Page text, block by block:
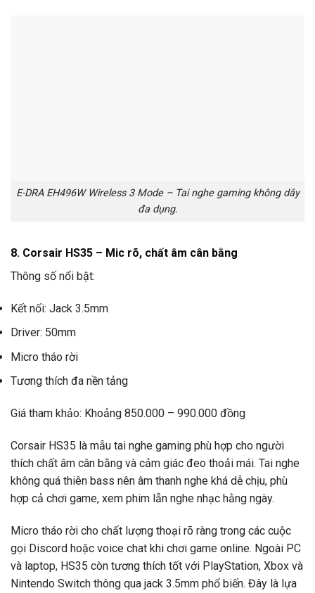
E-DRA EH496W Wireless 3 Mode – Tai nghe gaming không dây
đa dụng.
8. Corsair HS35 – Mic rõ, chất âm cân bằng
Thông số nổi bật:
Kết nối: Jack 3.5mm
Driver: 50mm
Micro tháo rời
Tương thích đa nền tảng
Giá tham khảo: Khoảng 850.000 – 990.000 đồng
Corsair HS35 là mẫu tai nghe gaming phù hợp cho người
thích chất âm cân bằng và cảm giác đeo thoải mái. Tai nghe
không quá thiên bass nên âm thanh nghe khá dễ chịu, phù
hợp cả chơi game, xem phim lẫn nghe nhạc hằng ngày.
Micro tháo rời cho chất lượng thoại rõ ràng trong các cuộc
gọi Discord hoặc voice chat khi chơi game online. Ngoài PC
và laptop, HS35 còn tương thích tốt với PlayStation, Xbox và
Nintendo Switch thông qua jack 3.5mm phổ biến. Đây là lựa